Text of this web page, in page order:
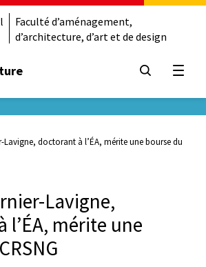
Faculté d’aménagement,
d’architecture, d’art et de design
Lavigne, doctorant à l’ÉA, mérite une bourse du
Lavigne,
l’ÉA, mérite une